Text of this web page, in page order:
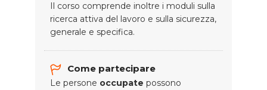
Il corso comprende inoltre i moduli sulla
ricerca attiva del lavoro e sulla sicurezza,
generale e specifica.
Come partecipare
Le persone occupate possono